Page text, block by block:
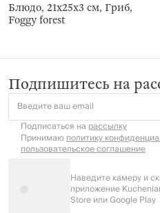
Блюдо, 21х25х3 см, Гриб,
Foggy forest
Подпишитесь на
Введите ваш email
Подписаться на рассылку
Принимаюполитику
пользовательское соглашение
Наведите камеру и
приложение
Store или Google Play